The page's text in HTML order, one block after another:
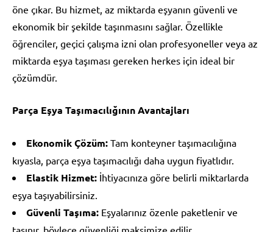
öne çıkar. Bu hizmet, az miktarda eşyanın güvenli ve
ekonomik bir şekilde taşınmasını sağlar. Özellikle
öğrenciler, geçici çalışma izni olan profesyoneller veya az
miktarda eşya taşıması gereken herkes için ideal bir
çözümdür.
Parça Eşya Taşımacılığının Avantajları
Ekonomik Çözüm: Tam konteyner taşımacılığına
kıyasla, parça eşya taşımacılığı daha uygun fiyatlıdır.
Elastik Hizmet: İhtiyacınıza göre belirli miktarlarda
eşya taşıyabilirsiniz.
Güvenli Taşıma: Eşyalarınız özenle paketlenir ve
taşınır, böylece güvenliği maksimize edilir.